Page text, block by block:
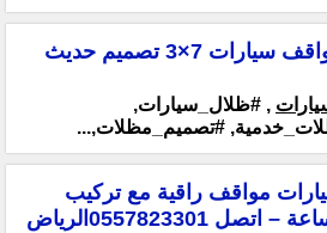
مظلات مواقف سيارات 7×3 تصميم حديث
, #ظلال_سيارات,
#تصميم_مظلات,...
مواقف راقية مع تركيب